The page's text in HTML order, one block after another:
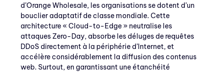
d’Orange Wholesale, les organisations se dotent d’un
bouclier adaptatif de classe mondiale. Cette
architecture « Cloud-to-Edge » neutralise les
attaques Zero-Day, absorbe les déluges de requêtes
DDoS directement à la périphérie d’Internet, et
accélère considérablement la diffusion des contenus
web. Surtout, en garantissant une étanchéité